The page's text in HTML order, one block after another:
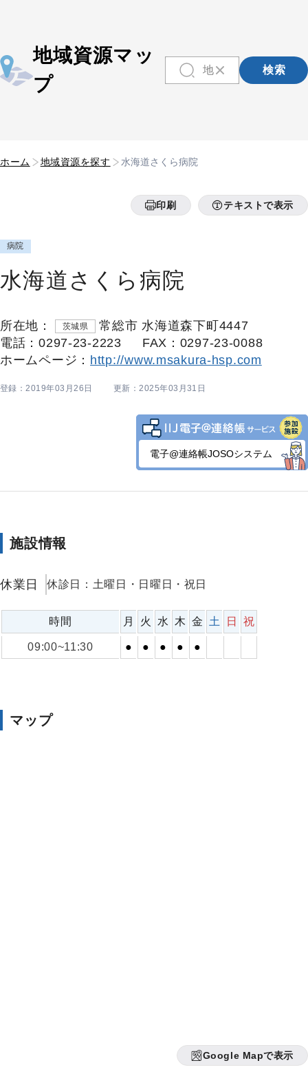
地域資源マッ
プ
検索
ホーム 地域資源を探す 水海道さくら病院
印刷 テキストで表示
病院
水海道さくら病院
所在地： 茨城県
常総市 水海道森下町4447
電話：0297-23-2223
FAX：0297-23-0088
ホームページ： http://www.msakura-hsp.com
登録：2019年03月26日 更新：2025年03月31日
電子@連絡帳JOSOシステム
施設情報
休業日 休診日：土曜日・日曜日・祝日
時間 月 火 水 木 金 土 日 祝
09:00~11:30 ● ● ● ● ●
マップ
Google Mapで表示